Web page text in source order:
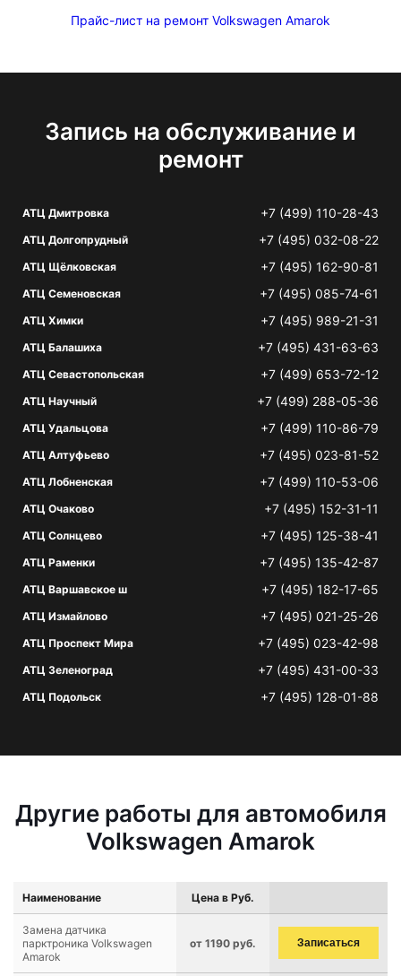
Прайс-лист на ремонт Volkswagen Amarok
Запись на обслуживание и
ремонт
АТЦ Дмитровка +7 (499) 110-28-43
АТЦ Долгопрудный +7 (495) 032-08-22
АТЦ Щёлковская +7 (495) 162-90-81
АТЦ Семеновская +7 (495) 085-74-61
АТЦ Химки +7 (495) 989-21-31
АТЦ Балашиха +7 (495) 431-63-63
АТЦ Севастопольская +7 (499) 653-72-12
АТЦ Научный +7 (499) 288-05-36
АТЦ Удальцова +7 (499) 110-86-79
АТЦ Алтуфьево +7 (495) 023-81-52
АТЦ Лобненская +7 (499) 110-53-06
АТЦ Очаково +7 (495) 152-31-11
АТЦ Солнцево +7 (495) 125-38-41
АТЦ Раменки +7 (495) 135-42-87
АТЦ Варшавское ш +7 (495) 182-17-65
АТЦ Измайлово +7 (495) 021-25-26
АТЦ Проспект Мира +7 (495) 023-42-98
АТЦ Зеленоград +7 (495) 431-00-33
АТЦ Подольск +7 (495) 128-01-88
Другие работы для автомобиля
Volkswagen Amarok
Наименование Цена в Руб.
Замена датчика
парктроника Volkswagen
Amarok
от 1190 руб. Записаться